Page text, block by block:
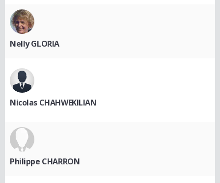
Nelly GLORIA
Nicolas CHAHWEKILIAN
Philippe CHARRON